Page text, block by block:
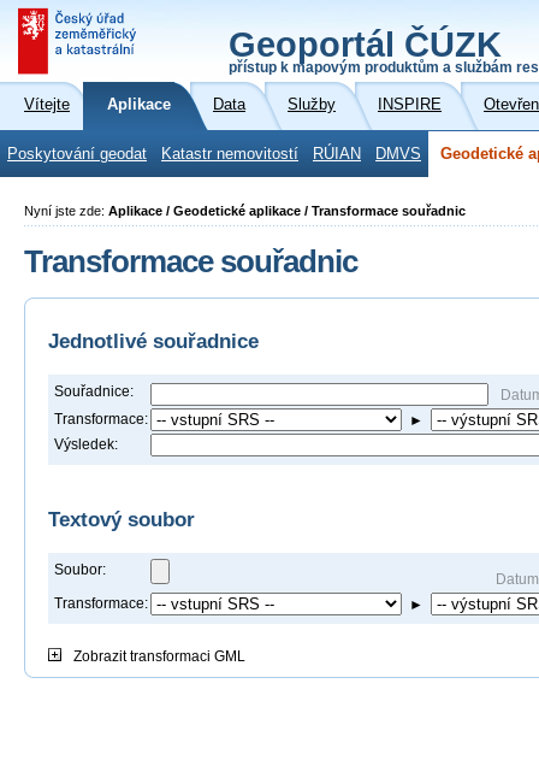
Geoportál ČÚZK
přístup k mapovým produktům a službám
Vítejte Aplikace Data Služby INSPIRE
Poskytování geodat Katastr nemovitostí RÚIAN DMVS Geodetické
Nyní jste zde: Aplikace / Geodetické aplikace / Transformace souřadnic
Transformace souřadnic
Jednotlivé souřadnice
Souřadnice:
Transformace:
►
Výsledek:
Textový soubor
Soubor:
Transformace:
►
Zobrazittransformaci GML